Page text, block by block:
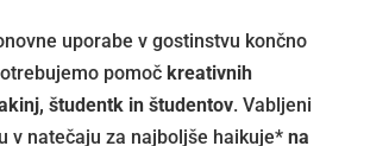
uporabe v gostinstvu končno
pomoč kreativnih
študentk in študentov. Vabljeni
v natečaju za najboljše haikuje* na